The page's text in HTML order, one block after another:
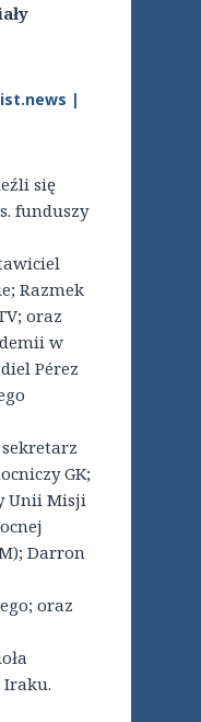
|
się
funduszy
Razmek
oraz
w
Pérez
GK;
Unii Misji
Darron
oraz
Iraku.